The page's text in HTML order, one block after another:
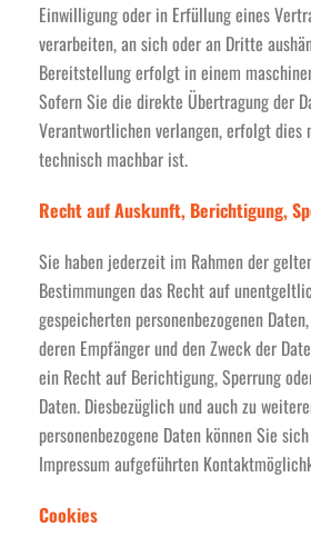
Einwilligung oder in Erfüllung eines
verarbeiten, an sich oder an Dritte
Bereitstellung erfolgt in einem
Sofern Sie die direkte Übertragung der
Verantwortlichen verlangen, erfolgt dies
technisch machbar ist.
Recht auf Auskunft, Berichtigung,
Sie haben jederzeit im Rahmen der
Bestimmungen das Recht auf
gespeicherten personenbezogenen
deren Empfänger und den Zweck der
ein Recht auf Berichtigung, Sperrung
Daten. Diesbezüglich und auch zu
personenbezogene Daten können Sie
Impressum aufgeführten
Cookies